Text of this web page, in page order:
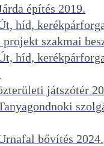
építés 2019.
híd,
szakmai
híd,
játszótér
bővítés 2024.